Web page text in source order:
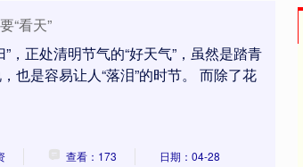
“看天”
，正处清明节气的“好天气”，虽然是踏青
也是容易让人“落泪”的时节。 而除了花
查看：173 日期：04-28